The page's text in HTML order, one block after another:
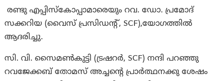
രണ്ടു എപ്പിസ്കോപ്പാമാരെയും റവ. ഡോ. പ്രമോദ്
സക്കറിയ (വൈസ് പ്രസിഡന്റ്, SCF),യോഗത്തിൽ
ആദരിച്ചു.
സി. വി. സൈമൺകുട്ടി (ട്രഷറർ, SCF) നന്ദി പറഞ്ഞു
റവജേക്കബ് തോമസ് അച്ചന്റെ പ്രാർത്ഥനക്കു ശേഷം